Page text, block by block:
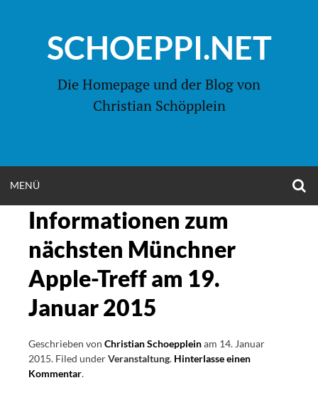
springenSCHOEPPI.NET
Die Homepage und der Blog von
Christian Schöpplein
MENÜ
MENU
Informationen zum
nächsten Münchner
Apple-Treff am 19.
Januar 2015
Geschrieben von Christian Schoeppleinam 14. Januar
2015. Filed underVeranstaltung. Hinterlasse einen
Kommentaron
.